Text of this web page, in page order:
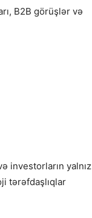
B2B görüşlər və
investorların yalnız
tərəfdaşlıqlar